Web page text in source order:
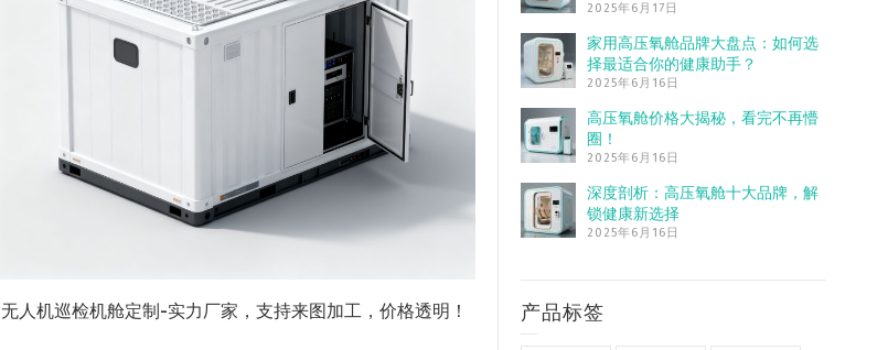
无人机巡检机舱定制-实力厂家，支持来图加工，价格透明！
2025年6月17日
家用高压氧舱品牌大盘点：如何选
择最适合你的健康助手？
2025年6月16日
高压氧舱价格大揭秘，看完不再懵
圈！
2025年6月16日
深度剖析：高压氧舱十大品牌，解
锁健康新选择
2025年6月16日
产品标签